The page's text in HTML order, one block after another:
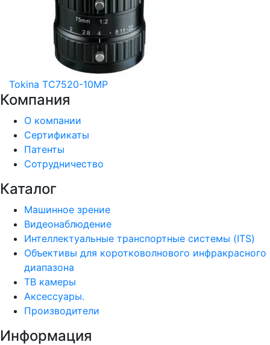
Tokina TC7520-10MP
Компания
О компании
Сертификаты
Патенты
Сотрудничество
Каталог
Машинное зрение
Видеонаблюдение
Интеллектуальные транспортные системы (ITS)
Объективы для коротковолнового инфракрасного
диапазона
ТВ камеры
Аксессуары.
Производители
Информация